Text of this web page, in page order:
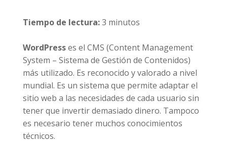
Tiempo de lectura:3 minutos
WordPresses el CMS (Content Management
System – Sistema de Gestión de Contenidos)
más utilizado. Es reconocido y valorado a nivel
mundial. Es un sistema que permite adaptar el
sitio web a las necesidades de cada usuario sin
tener que invertir demasiado dinero. Tampoco
es necesario tener muchos conocimientos
técnicos.